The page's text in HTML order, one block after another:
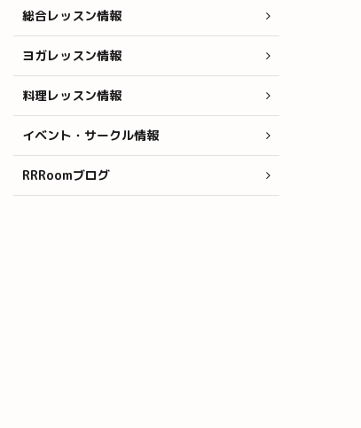
総合レッスン情報
ヨガレッスン情報
料理レッスン情報
イベント・サークル情報
RRRoomブログ